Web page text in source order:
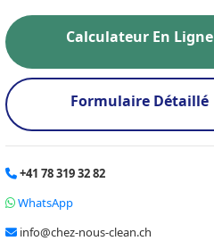
Calculateur En Ligne
Formulaire Détaillé
+41 78 319 32 82
WhatsApp
info@chez-nous-clean.ch